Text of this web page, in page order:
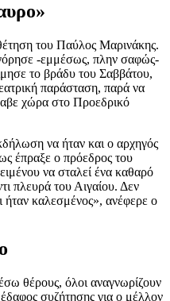
του Παύλος Μαρινάκης.
-εμμέσως, πλην σαφώς-
το βράδυ του Σαββάτου,
παράσταση, παρά να
χώρα στο Προεδρικό
να ήταν και ο αρχηγός
έπραξε ο πρόεδρος του
να σταλεί ένα καθαρό
πλευρά του Αιγαίου. Δεν
ήταν καλεσμένος», ανέφερε ο
θέρους, όλοι αναγνωρίζουν
συζήτησης για ο μέλλον